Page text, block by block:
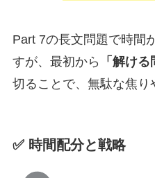
Part 7の長文問題で時間
すが、最初から
「解け
切ることで、無駄な焦り
✅ 時間配分と戦略